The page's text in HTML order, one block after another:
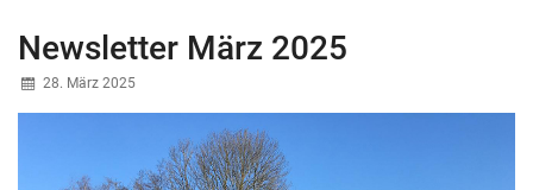
Newsletter März 2025
28. März 2025